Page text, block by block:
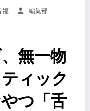
福 編集部
無一物
ィック
つ「舌